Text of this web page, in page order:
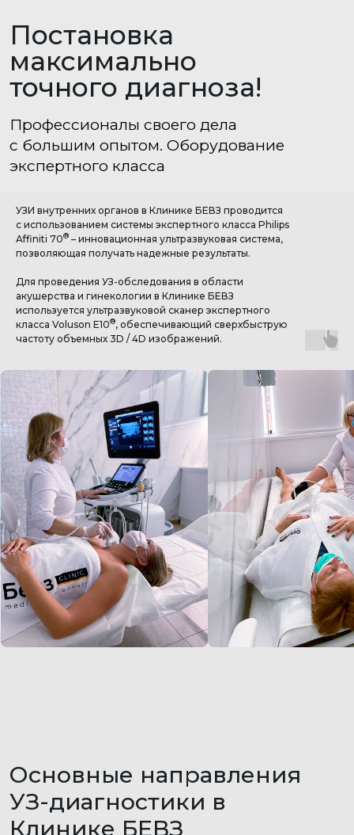
УЗИ внутренних органов в Клинике БЕВЗ проводится
с использованием системы экспертного класса Philips
Affiniti 70® – инновационная ультразвуковая система,
позволяющая получать надежные результаты.
Для проведения УЗ-обследования в области
акушерства и гинекологии в Клинике БЕВЗ
используется ультразвуковой сканер экспертного
класса Voluson E10®, обеспечивающий сверхбыструю
частоту объемных 3D / 4D изображений.
Основные направления
Клинике БЕВЗ
малого таза
Гинекологическое
УЗИ на аппаратах
экспертного класса
УЗИ
желёз
На системы
Philips Affiniti 70™, с
технологией
PureWaveтм
УЗИ органов
брюшой полости
На ультразвуковой
GE Voluson E10
УЗИ плода
3D / 4D
Ультразвуковое
дуплексное
сканирование
и сердца
суставов
информативные
результаты
Подробнее
Подробнее
Подробнее
Подробнее
Здесь мы собрали отзывы о наших врачах
с разных сайтов
О наших врачах
говорят